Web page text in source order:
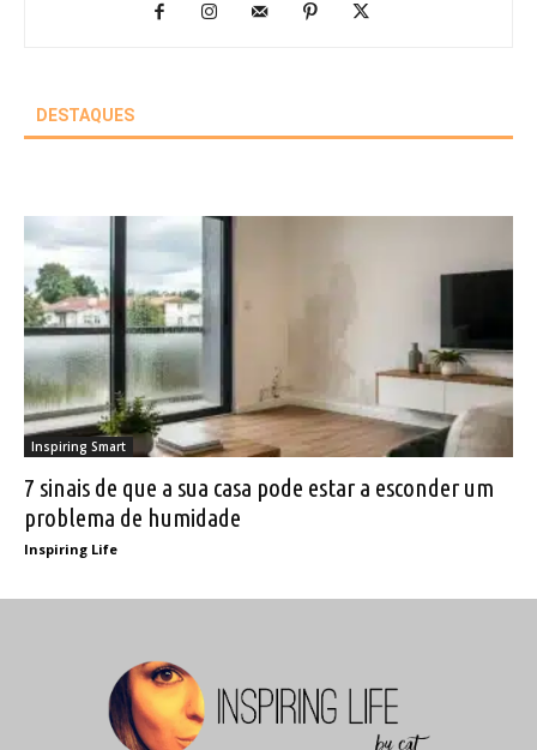
DESTAQUES
Inspiring Smart
7 sinais de que a sua casa pode estar a esconder um
problema de humidade
Inspiring Life